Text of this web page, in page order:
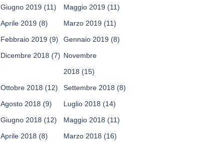
Giugno 2019 (11) Maggio 2019 (11)
Aprile 2019 (8) Marzo 2019 (11)
Febbraio 2019 (9) Gennaio 2019 (8)
Dicembre 2018 (7) Novembre
2018 (15)
Ottobre 2018 (12) Settembre 2018 (8)
Agosto 2018 (9) Luglio 2018 (14)
Giugno 2018 (12) Maggio 2018 (11)
Aprile 2018 (8) Marzo 2018 (16)